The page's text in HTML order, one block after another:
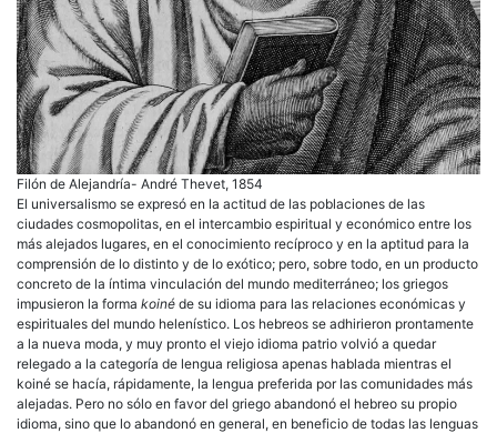
Filón de Alejandría- André Thevet, 1854
El universalismo se expresó en la actitud de las poblaciones de las
ciudades cosmopolitas, en el intercambio espiritual y económico entre los
más alejados lugares, en el conocimiento recíproco y en la aptitud para la
comprensión de lo distinto y de lo exótico; pero, sobre todo, en un producto
concreto de la íntima vinculación del mundo mediterráneo; los griegos
impusieron la forma koiné de su idioma para las relaciones económicas y
espirituales del mundo helenístico. Los hebreos se adhirieron prontamente
a la nueva moda, y muy pronto el viejo idioma patrio volvió a quedar
relegado a la categoría de lengua religiosa apenas hablada mientras el
koiné se hacía, rápidamente, la lengua preferida por las comunidades más
alejadas. Pero no sólo en favor del griego abandonó el hebreo su propio
idioma, sino que lo abandonó en general, en beneficio de todas las lenguas